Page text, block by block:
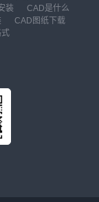
装
CAD是什么
CAD图纸下载